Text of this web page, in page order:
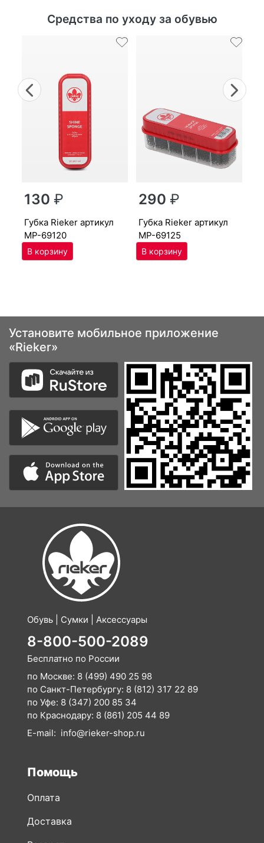
Средства по уходу за обувью
Previous
130₽
губ­ка Ri­eker артикул
MP-69120
290₽
губ­ка Ri­eker артикул
MP-69125
Установите мобильное приложение
«Rieker»
Обувь | Сумки | Аксессуары
8-800-500-2089
Бесплатно по России
по Москве: 8 (499) 490 25 98
по Санкт-Петербургу: 8 (812) 317 22 89
по Уфе: 8 (347) 200 85 34
по Краснодару: 8 (861) 205 44 89
E-mail: info@rieker-shop.ru
Помощь
Оплата
Доставка